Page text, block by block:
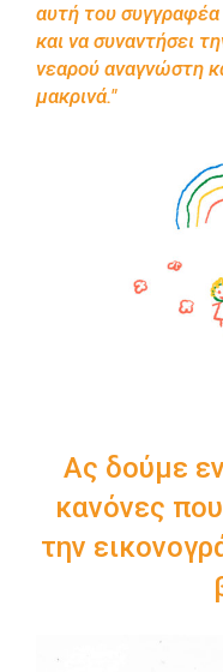
αυτή του
και να συναντήσει
νεαρού αναγνώστη
μακρινά."
Ας δούμε
κανόνες
την